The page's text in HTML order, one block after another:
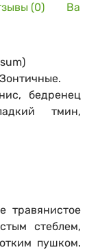
(0)
бедренец
тмин,
травянистое
стеблем,
пушком.